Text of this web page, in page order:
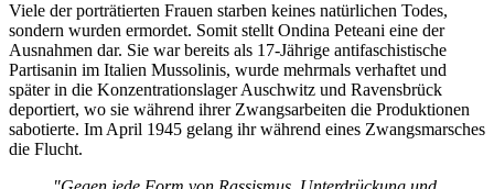
Viele der porträtierten Frauen starben keines natürlichen Todes,
sondern wurden ermordet. Somit stellt Ondina Peteani eine der
Ausnahmen dar. Sie war bereits als 17-Jährige antifaschistische
Partisanin im Italien Mussolinis, wurde mehrmals verhaftet und
später in die Konzentrationslager Auschwitz und Ravensbrück
deportiert, wo sie während ihrer Zwangsarbeiten die Produktionen
sabotierte. Im April 1945 gelang ihr während eines Zwangsmarsches
die Flucht.